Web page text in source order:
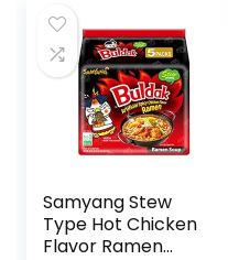
Samyang Stew
Type Hot Chicken
Flavor Ramen